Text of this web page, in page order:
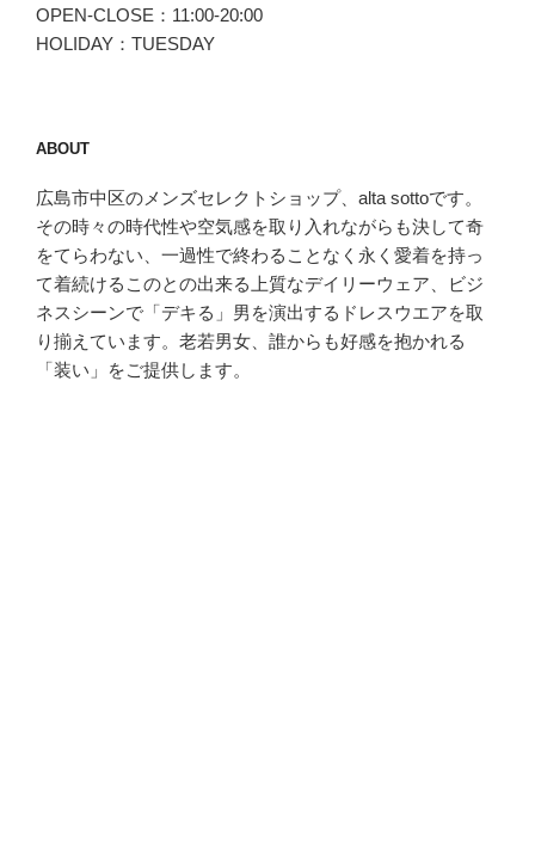
ー
ツ。”
OPEN-CLOSE：11:00-20:00
HOLIDAY：TUESDAY
ABOUT
広島市中区のメンズセレクトショップ、alta sottoです。
その時々の時代性や空気感を取り入れながらも決して奇
をてらわない、一過性で終わることなく永く愛着を持っ
て着続けるこのとの出来る上質なデイリーウェア、ビジ
ネスシーンで「デキる」男を演出するドレスウエアを取
り揃えています。老若男女、誰からも好感を抱かれる
「装い」をご提供します。